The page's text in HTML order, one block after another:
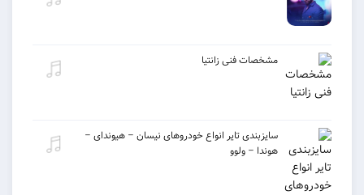
مشخصات فنی زانتیا
سایزبندی تایر انواع خودروهای نیسان – هیوندای –
هوندا – ولوو